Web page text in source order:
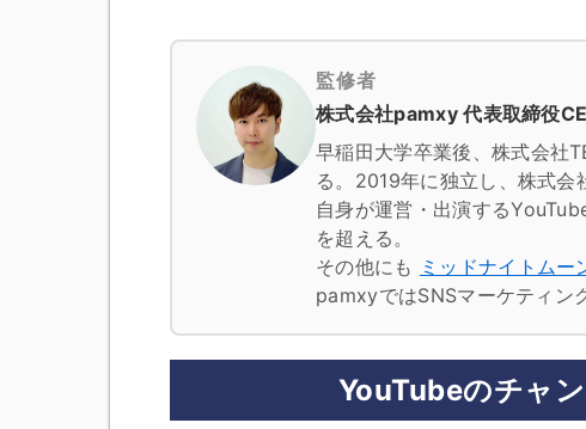
監修者
株式会社pamxy 代表取締役
早稲田大学卒業後、株式会社
る。2019年に独立し、株式会
自身が運営・出演する
を超える。
その他にも ミッドナイトムー
pamxyではSNSマーケティン
YouTubeのチャ